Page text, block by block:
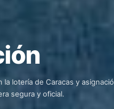
lotería de Caracas y
segura y oficial.